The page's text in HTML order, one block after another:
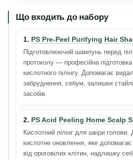
Що входить до набору
1. PS Pre-Peel Purifying Hair
Підготовлюючий шампунь перед
протоколу — професійна
кислотного пілінгу. Допомагає
забруднення, себум, залишки
засобів.
2. PS Acid Peeling Home Scalp
Кислотний пілінг для шкіри
кислотне оновлення, яке
від ороговілих клітин, надлишку